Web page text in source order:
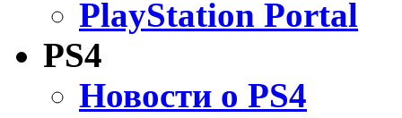
PlayStation Portal
PS4
Новости о PS4